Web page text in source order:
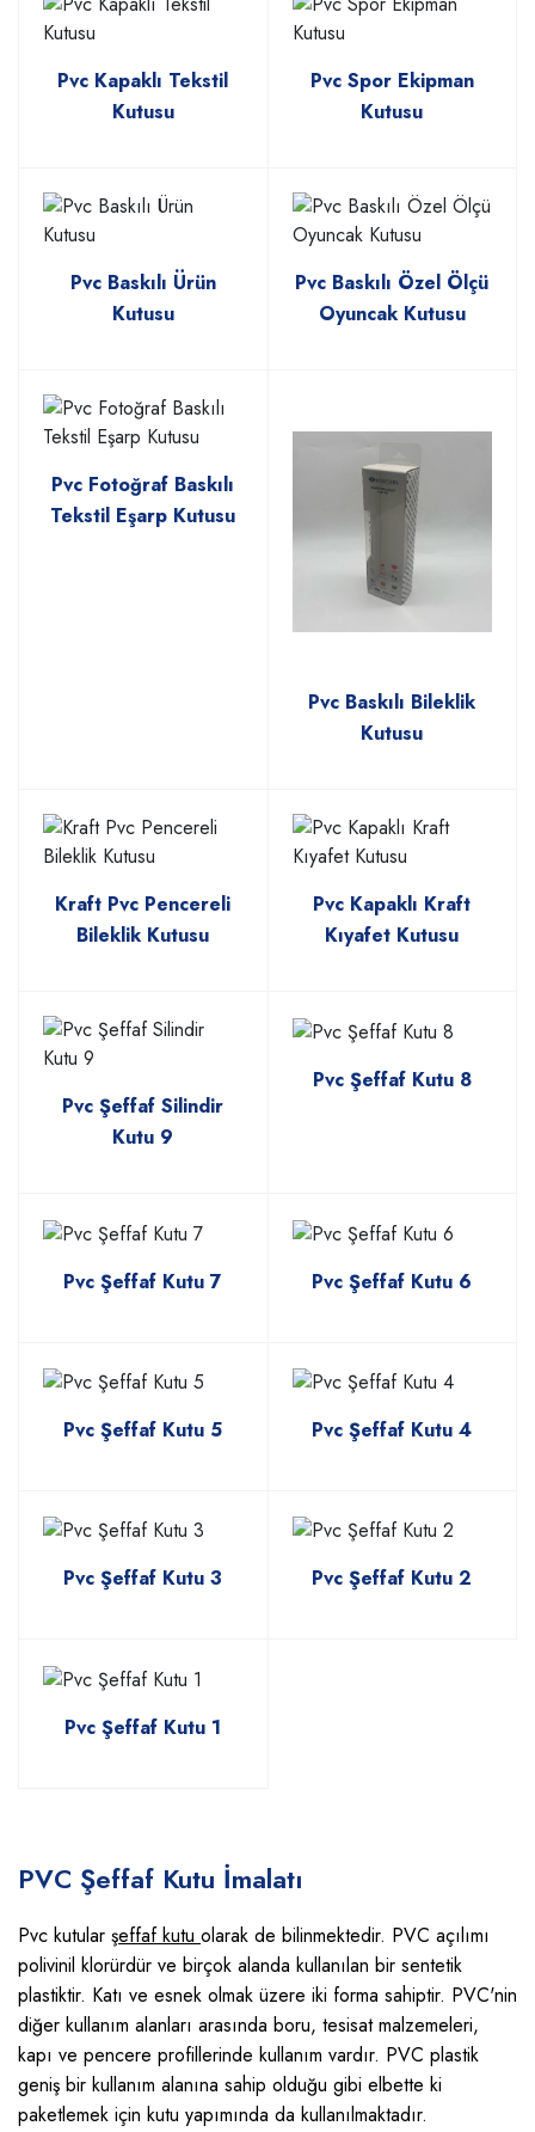
Pvc Kapaklı Tekstil
Kutusu
Pvc Spor Ekipman
Kutusu
Pvc Baskılı Ürün
Kutusu
Pvc Baskılı Özel Ölçü
Oyuncak Kutusu
Pvc Fotoğraf Baskılı
Tekstil Eşarp Kutusu
Pvc Baskılı Bileklik
Kutusu
Kraft Pvc Pencereli
Bileklik Kutusu
Pvc Kapaklı Kraft
Kıyafet Kutusu
Pvc Şeffaf Silindir
Kutu 9
Pvc Şeffaf Kutu 8
Pvc Şeffaf Kutu 7 Pvc Şeffaf Kutu 6
Pvc Şeffaf Kutu 5 Pvc Şeffaf Kutu 4
Pvc Şeffaf Kutu 3 Pvc Şeffaf Kutu 2
Pvc Şeffaf Kutu 1
PVC Şeffaf Kutu İmalatı
Pvc kutular şeffaf kutu olarak de bilinmektedir. PVC açılımı
polivinil klorürdür ve birçok alanda kullanılan bir sentetik
plastiktir. Katı ve esnek olmak üzere iki forma sahiptir. PVC'nin
diğer kullanım alanları arasında boru, tesisat malzemeleri,
kapı ve pencere profillerinde kullanım vardır. PVC plastik
geniş bir kullanım alanına sahip olduğu gibi elbette ki
paketlemek için kutu yapımında da kullanılmaktadır.